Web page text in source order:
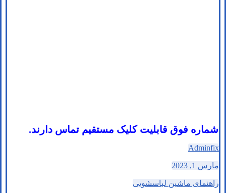
شماره فوق قابلیت کلیک مستقیم تماس دارند.
Adminfix
مارس 1, 2023
راهنمای ماشین لباسشویی